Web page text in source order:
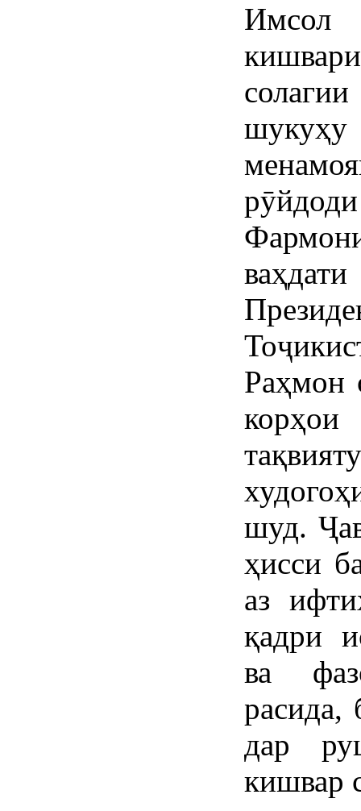
Имсол
Раҳмон
корҳои
шуд.
ҳисси
аз
қадри
ва
дар
кишвар